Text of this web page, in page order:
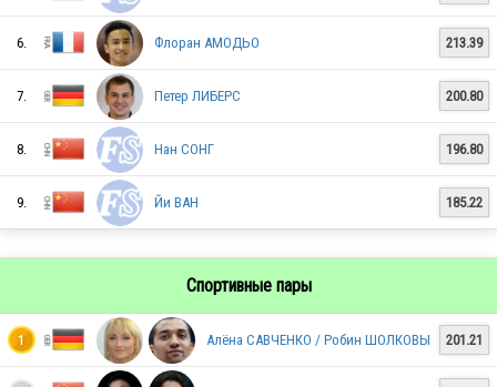
RUS
JPN
USA
CHN
6. Флоран АМОДЬО 213.39
7. Петер ЛИБЕРС 200.80
8. Нан СОНГ 196.80
9. Йи ВАН 185.22
Спортивные пары
1 Алёна САВЧЕНКО / Робин ШОЛКОВЫ 201.21